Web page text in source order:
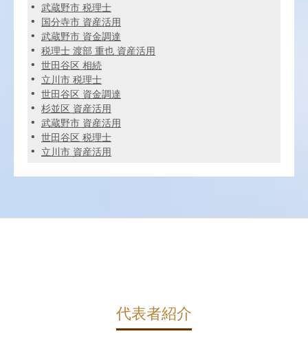
武蔵野市 税理士
国分寺市 資産活用
武蔵野市 資金調達
税理士 渡部 重也 資産活用
世田谷区 相続
立川市 税理士
世田谷区 資金調達
杉並区 資産活用
武蔵野市 資産活用
世田谷区 税理士
立川市 資産活用
代表者紹介